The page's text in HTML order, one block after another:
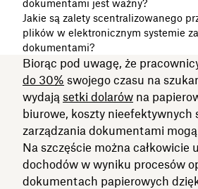
dokumentami jest ważny?
Jakie są zalety scentralizowanego
plików w elektronicznym systemie
dokumentami?
Biorąc pod uwagę, że
do 30% swojego czasu na
wydają setki dolarów na
biurowe, koszty nieefektywnych
zarządzania dokumentami
Na szczęście można całkowicie
dochodów w wyniku procesów
dokumentach papierowych